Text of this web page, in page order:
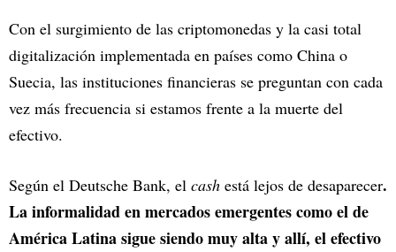
Con el surgimiento de las criptomonedas y la casi total
digitalización implementada en países como China o
Suecia, las instituciones financieras se preguntan con cada
vez más frecuencia si estamos frente a la muerte del
efectivo.
Según el Deutsche Bank, el cash está lejos de desaparecer.
La informalidad en mercados emergentes como el de
América Latina sigue siendo muy alta y allí, el efectivo